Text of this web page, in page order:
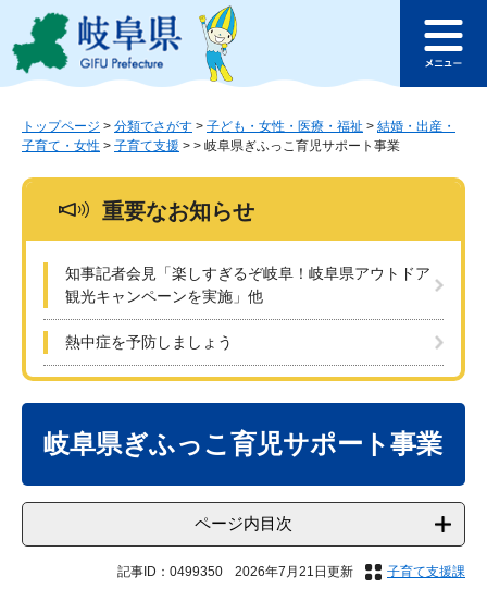
ジ
ュ
このページの本文へ
ュ
トップページ > 分類でさがす > 子ども・女性・医療・福祉 > 結婚・出産・
子育て・女性 > 子育て支援 > > 岐阜県ぎふっこ育児サポート事業
重要なお知らせ
知事記者会見「楽しすぎるぞ岐阜！岐阜県アウトドア
観光キャンペーンを実施」他
熱中症を予防しましょう
岐阜県ぎふっこ育児サポート事業
ページ内目次
記事ID：0499350 2026年7月21日更新 子育て支援課